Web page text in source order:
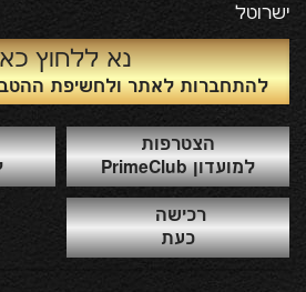
ישרוטל
נא ללחוץ
להתחברות לאתר ולחשיפת
הצטרפות
למועדון PrimeClub
רכישה
כעת